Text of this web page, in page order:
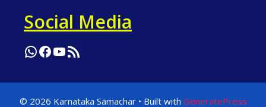
Social Media
WhatsApp
Facebook
YouTube
RSS Feed
© 2026 Karnataka Samachar• Built with GeneratePress